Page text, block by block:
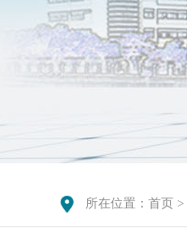
所在位置： 首页 >